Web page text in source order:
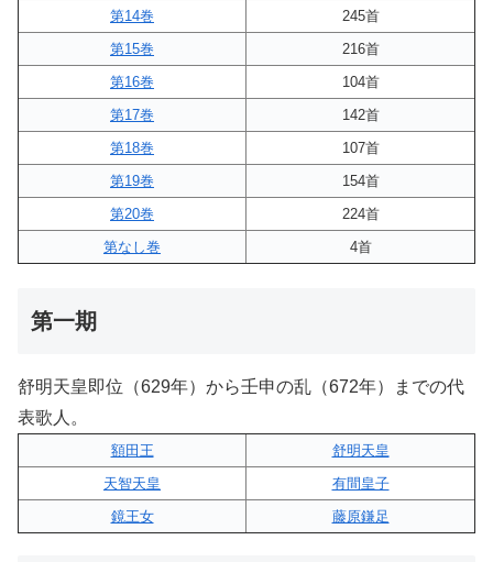
第14巻
245首
第15巻
216首
第16巻
104首
第17巻
142首
第18巻
107首
第19巻
154首
第20巻
224首
第なし巻
4首
第一期
舒明天皇即位（629年）から壬申の乱（672年）までの代
表歌人。
額田王
舒明天皇
天智天皇
有間皇子
鏡王女
藤原鎌足